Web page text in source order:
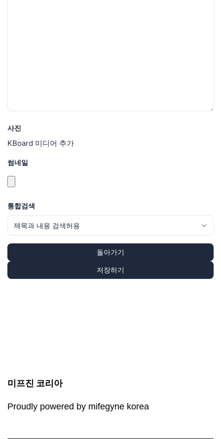
사진
KBoard 미디어 추가
썸네일
통합검색
돌아가기
저장하기
미프진 코리아
Proudly powered by mifegyne korea